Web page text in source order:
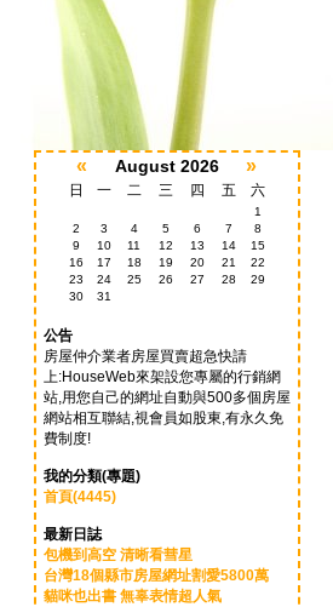
« August 2026 »
日 一 二 三 四 五 六
1
2
3 4 5 6 7
8
9
10 11 12 13 14
15
16
17 18 19 20 21
22
23
24 25 26 27 28
29
30
31
公告
房屋仲介業者房屋買賣超急快請
上:HouseWeb來架設您專屬的行銷網
站,用您自己的網址自動與500多個房屋
網站相互聯結,視會員如股東,有永久免
費制度!
我的分類(專題)
首頁(4445)
最新日誌
包機到高空 清晰看彗星
台灣18個縣市房屋網址割愛5800萬
貓咪也出書 無辜表情超人氣